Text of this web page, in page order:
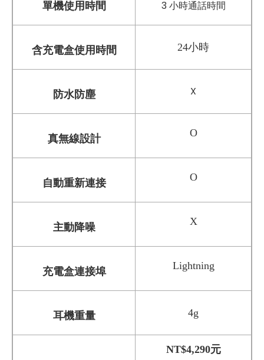
單機使用時間
3 小時通話時間
含充電盒使用時間 24小時
防水防塵 X
真無線設計 O
自動重新連接 O
主動降噪 X
充電盒連接埠 Lightning
耳機重量 4g
NT$4,290元